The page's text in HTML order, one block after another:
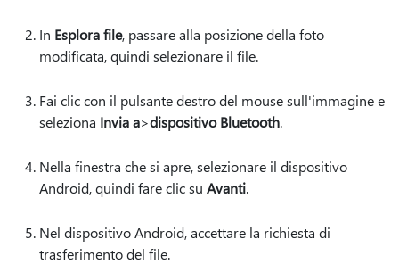
In Esplora file, passare alla posizione della foto
modificata, quindi selezionare il file.
Fai clic con il pulsante destro del mouse sull'immagine e
seleziona Invia a>dispositivo Bluetooth.
Nella finestra che si apre, selezionare il dispositivo
Android, quindi fare clic su Avanti.
Nel dispositivo Android, accettare la richiesta di
trasferimento del file.